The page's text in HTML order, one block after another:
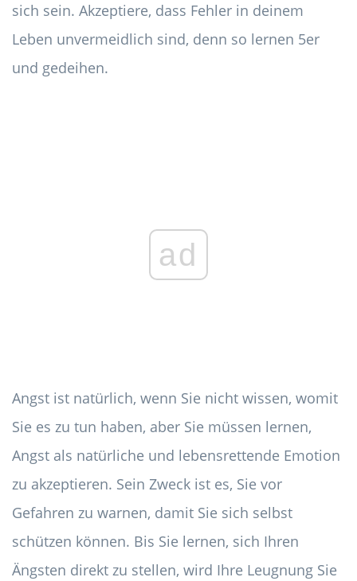
sich sein. Akzeptiere, dass Fehler in deinem
Leben unvermeidlich sind, denn so lernen 5er
und gedeihen.
ad
Angst ist natürlich, wenn Sie nicht wissen, womit
Sie es zu tun haben, aber Sie müssen lernen,
Angst als natürliche und lebensrettende Emotion
zu akzeptieren. Sein Zweck ist es, Sie vor
Gefahren zu warnen, damit Sie sich selbst
schützen können. Bis Sie lernen, sich Ihren
Ängsten direkt zu stellen, wird Ihre Leugnung Sie